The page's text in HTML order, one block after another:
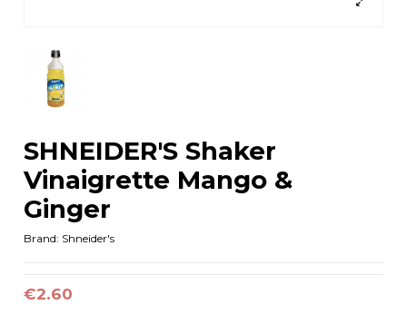
SHNEIDER'S Shaker
Vinaigrette Mango &
Ginger
Brand: Shneider's
€2.60